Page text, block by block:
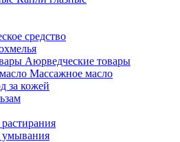
средство
Аюрведческие товары
Массажное масло
за кожей
умывания